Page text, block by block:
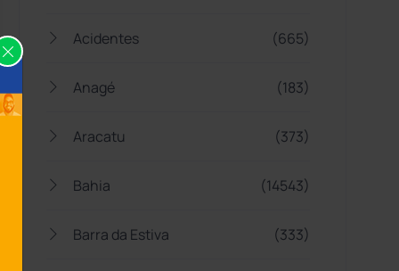
Acidentes (665)
Anagé (183)
Aracatu (373)
Bahia (14543)
Barra da Estiva (333)